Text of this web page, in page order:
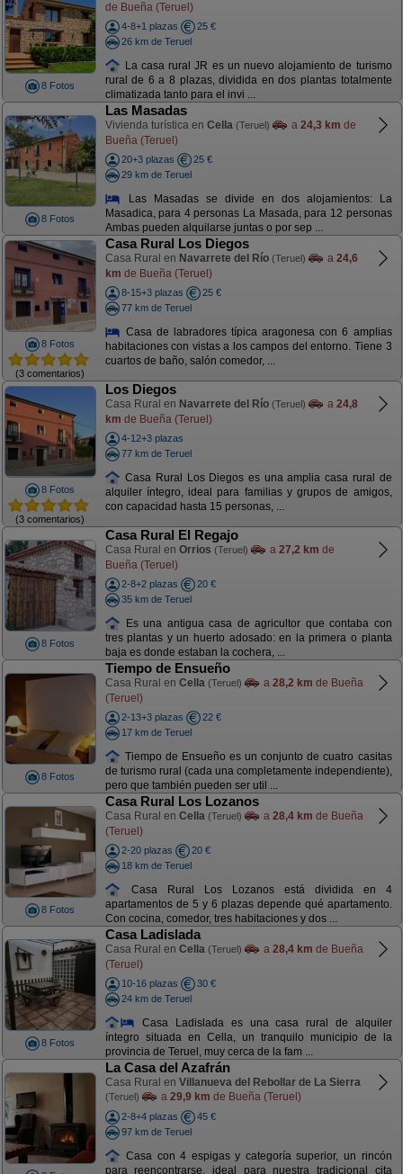
8 Fotos
de Bueña (Teruel)
4-8+1 plazas
25 €
26 km de Teruel
La casa rural JR es un nuevo alojamiento de turismo
rural de 6 a 8 plazas, dividida en dos plantas totalmente
climatizada tanto para el invi ...
8 Fotos
Las Masadas
Vivienda turística en Cella (Teruel) a 24,3 km de
Bueña (Teruel)
20+3 plazas
25 €
29 km de Teruel
Las Masadas se divide en dos alojamientos: La
Masadica, para 4 personas La Masada, para 12 personas
Ambas pueden alquilarse juntas o por sep ...
8 Fotos
(3 comentarios)
Casa Rural Los Diegos
Casa Rural en Navarrete del Río (Teruel) a 24,6
km de Bueña (Teruel)
8-15+3 plazas
25 €
77 km de Teruel
Casa de labradores típica aragonesa con 6 amplias
habitaciones con vistas a los campos del entorno. Tiene 3
cuartos de baño, salón comedor, ...
8 Fotos
(3 comentarios)
Los Diegos
Casa Rural en Navarrete del Río (Teruel) a 24,8
km de Bueña (Teruel)
4-12+3 plazas
77 km de Teruel
Casa Rural Los Diegos es una amplia casa rural de
alquiler íntegro, ideal para familias y grupos de amigos,
con capacidad hasta 15 personas, ...
8 Fotos
Casa Rural El Regajo
Casa Rural en Orrios (Teruel) a 27,2 km de
Bueña (Teruel)
2-8+2 plazas
20 €
35 km de Teruel
Es una antigua casa de agricultor que contaba con
tres plantas y un huerto adosado: en la primera o planta
baja es donde estaban la cochera, ...
8 Fotos
Tiempo de Ensueño
Casa Rural en Cella (Teruel) a 28,2 km de Bueña
(Teruel)
2-13+3 plazas
22 €
17 km de Teruel
Tiempo de Ensueño es un conjunto de cuatro casitas
de turismo rural (cada una completamente independiente),
pero que también pueden ser util ...
8 Fotos
Casa Rural Los Lozanos
Casa Rural en Cella (Teruel) a 28,4 km de Bueña
(Teruel)
2-20 plazas
20 €
18 km de Teruel
Casa Rural Los Lozanos está dividida en 4
apartamentos de 5 y 6 plazas depende qué apartamento.
Con cocina, comedor, tres habitaciones y dos ...
8 Fotos
Casa Ladislada
Casa Rural en Cella (Teruel) a 28,4 km de Bueña
(Teruel)
10-16 plazas
30 €
24 km de Teruel
Casa Ladislada es una casa rural de alquiler
íntegro situada en Cella, un tranquilo municipio de la
provincia de Teruel, muy cerca de la fam ...
La Casa del Azafrán
Casa Rural en Villanueva del Rebollar de La Sierra
(Teruel) a 29,9 km de Bueña (Teruel)
2-8+4 plazas
45 €
97 km de Teruel
Casa con 4 espigas y categoría superior, un rincón
para reencontrarse, ideal para nuestra tradicional cita